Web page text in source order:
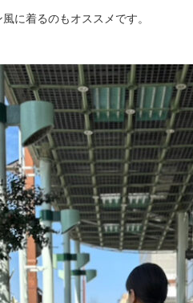
に着るのもオススメです。